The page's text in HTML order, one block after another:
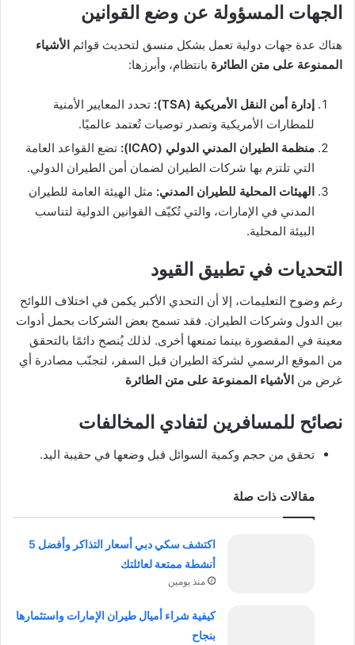
الجهات المسؤولة عن وضع القوانين
هناك عدة جهات دولية تعمل بشكل منسق لتحديث قوائم الأشياء
الممنوعة على متن الطائرة بانتظام، وأبرزها:
إدارة أمن النقل الأمريكية (TSA):
تحدد المعايير الأمنية
للمطارات الأمريكية وتصدر توصيات تُعتمد عالميًا.
منظمة الطيران المدني الدولي (ICAO):
تضع القواعد العامة
التي تلتزم بها شركات الطيران لضمان أمن الطيران الدولي.
الهيئات المحلية للطيران المدني: مثل الهيئة العامة للطيران
المدني في الإمارات، والتي تُكيّف القوانين الدولية لتناسب
البيئة المحلية.
التحديات في تطبيق القيود
رغم وضوح التعليمات، إلا أن التحدي الأكبر يكمن في اختلاف اللوائح
بين الدول وشركات الطيران. فقد تسمح بعض الشركات بحمل أدوات
معينة في المقصورة بينما تمنعها أخرى. لذلك يُنصح دائمًا بالتحقق
من الموقع الرسمي لشركة الطيران قبل السفر، لتجنّب مصادرة أي
غرض من الأشياء الممنوعة على متن الطائرة
نصائح للمسافرين لتفادي المخالفات
تحقق من حجم وكمية السوائل قبل وضعها في حقيبة اليد.
مقالات ذات صلة
اكتشف سكي دبي أسعار التذاكر وأفضل 5
أنشطة ممتعة لعائلتك
منذ يومين
كيفية شراء أميال طيران الإمارات واستثمارها
بنجاح